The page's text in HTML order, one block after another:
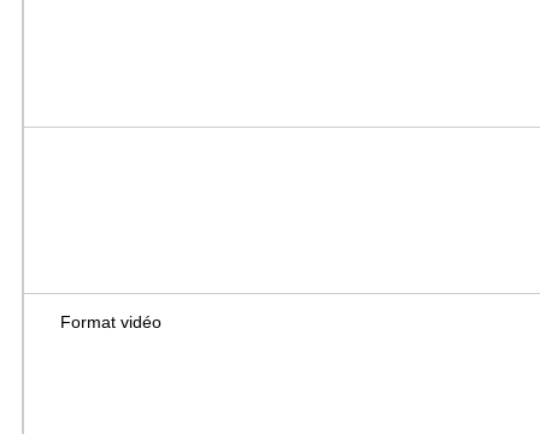
Format vidéo